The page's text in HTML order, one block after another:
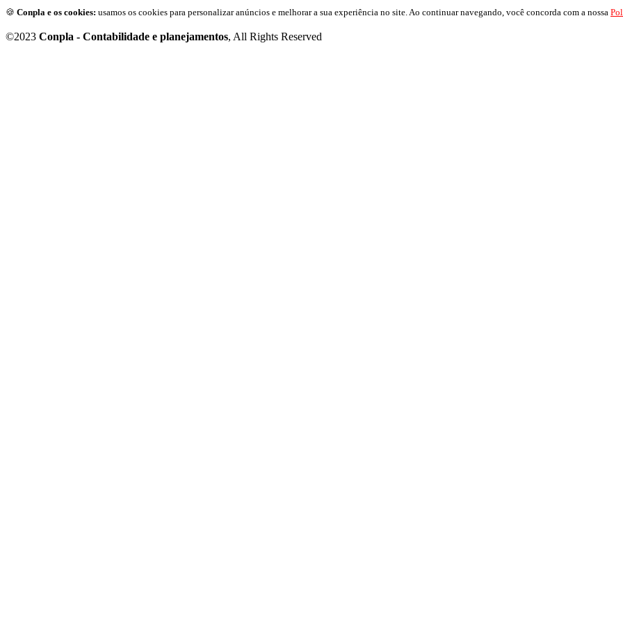
🍪 Conpla e os cookies: usamos os cookies para personalizar anúncios e melhorar a sua experiência no site. Ao continuar navegando, você concorda com a nossa
©2023 Conpla - Contabilidade e planejamentos, All Rights Reserved